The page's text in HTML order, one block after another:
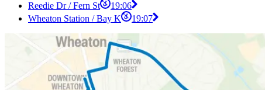
Reedie Dr / Fern St
19:06
Wheaton Station / Bay K
19:07